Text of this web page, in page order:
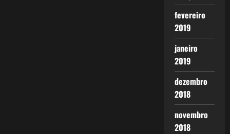
fevereiro
2019
janeiro
2019
dezembro
2018
novembro
2018